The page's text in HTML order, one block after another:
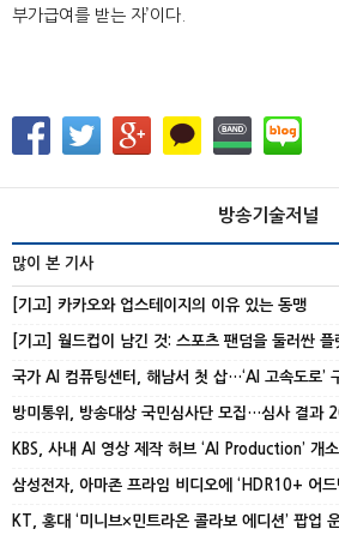
부가급여를 받는 자’이다.
방송기술저널
많이 본 기사
[기고] 카카오와 업스테이지의 이유 있는 동맹
[기고] 월드컵이 남긴 것: 스포츠 팬덤을 둘러싼 플
국가 AI 컴퓨팅센터, 해남서 첫 삽…‘AI 고속도로’
방미통위, 방송대상 국민심사단 모집…심사 결과
KBS, 사내 AI 영상 제작 허브 ‘AI Production’ 개소
삼성전자, 아마존 프라임 비디오에 ‘HDR10+ 어드
KT, 홍대 ‘미니브×민트라온 콜라보 에디션’ 팝업